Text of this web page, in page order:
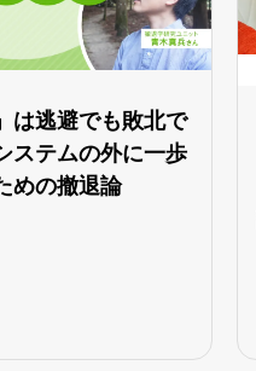
は逃避でも敗北で
ステムの外に一歩
めの撤退論